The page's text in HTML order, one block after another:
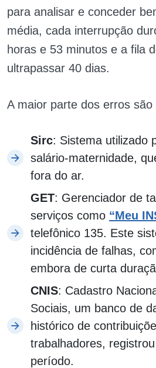
para analisar e conceder
média, cada interrupção
horas e 53 minutos e a fila
ultrapassar 40 dias.
A maior parte dos erros são
Sirc: Sistema utilizado
salário-maternidade,
fora do ar.
GET: Gerenciador de
serviços como “Meu
telefônico 135. Este
incidência de falhas,
embora de curta
CNIS: Cadastro
Sociais, um banco de
histórico de
trabalhadores,
período.